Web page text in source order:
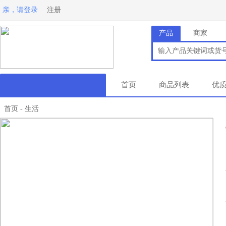
亲，请登录 注册
产品 商家
首页 商品列表 优
首页 生活